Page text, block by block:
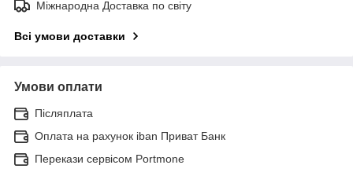
Міжнародна Доставка по світу
Всі умови доставки
Умови оплати
Післяплата
Оплата на рахунок iban Приват Банк
Перекази сервісом Portmone